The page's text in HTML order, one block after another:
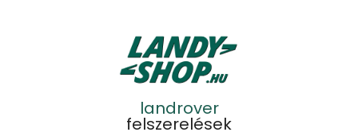
landrover
felszerelések